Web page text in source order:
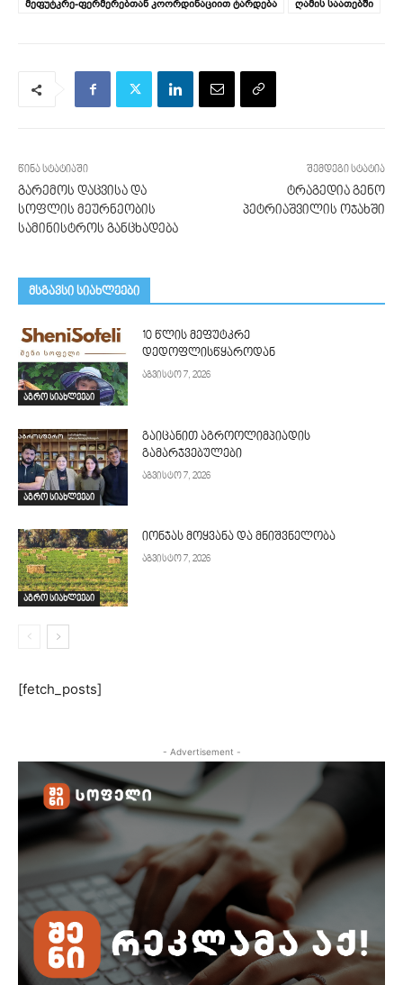
მეფუტკრე-ფერმერებთან კოორდინაციით ტარდება ღამის საათებში
წინა სტატიაში
გარემოს დაცვისა და
სოფლის მეურნეობის
სამინისტროს განცხადება
შემდეგი სტატია
ტრაგედია გენო
პეტრიაშვილის ოჯახში
მსგავსი სიახლეები
აგრო სიახლეები
10 წლის მეფუტკრე
დედოფლისწყაროდან
აგვისტო 7, 2026
აგრო სიახლეები
გაიცანით აგროოლიმპიადის
გამარჯვებულები
აგვისტო 7, 2026
აგრო სიახლეები
იონჯას მოყვანა და მნიშვნელობა
აგვისტო 7, 2026
[fetch_posts]
- Advertisement -